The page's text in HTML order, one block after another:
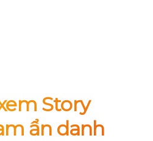
Story
ẩn danh